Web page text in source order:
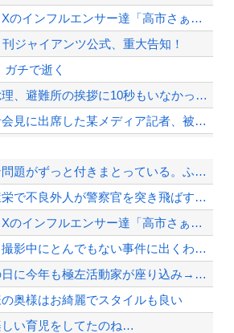
【ひろゆき他】Xのインフルエンサー達「高市さぁ、為替介入で我々の税金11兆円が消...
刊ジャイアンツ公式、重大告知！
ガチで逝く
【悲報】高市総理、避難所の挨拶に10秒もいなかったと被災者から暴露されるｗｗｗｗ...
日本製紙の記者会見に出席した某メディア記者、被害者の個人情報を執拗に聞き出そうと...
死去した有名作家の遺作が予約開始、すると『信じられない問い合わせがあった』と書店...
【言葉狩り】「ママ応援」が炎上して謝罪…もう何も言えない
【悲報】 有吉、一般人に「ド正論」を叩きつけて炎上ｗｗｗｗｗｗｗｗ
【配信者】「金バエ」のSNS更新が1週間途絶え、様々な憶測が飛び交う。1週間ぶり...
【緊急速報】NYで警官が黒人男性の首を絞め、暴動第二波不可避へ
冷凍庫パンパン問題がずっと付きまとっている。ふるさと納税も頼みたいけれど入れる場...
【動画】名古屋栄で不良外人が警察官を突き飛ばす。逮捕しろやｗｗｗ
【ひろゆき他】Xのインフルエンサー達「高市さぁ、為替介入で我々の税金11兆円が消...
橋本環奈さん、撮影中にとんでもない事件に出くわす…警察も出動
【動画】原爆の日に今年も極左活動家が座り込み→県警に強制排除される動画が話題に
の奥様はお綺麗でスタイルも良い
い育児をしてたのね…